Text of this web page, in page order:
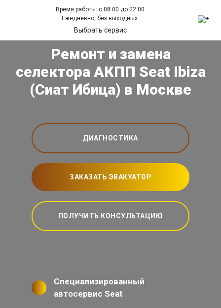
Время работы: с 08:00 до 22:00
Ежедневно, без выходных.
Выбрать сервис
Ремонт и замена
селектора АКПП Seat Ibiza
(Сиат Ибица) в Москве
ДИАГНОСТИКА
ЗАКАЗАТЬ ЭВАКУАТОР
ПОЛУЧИТЬ КОНСУЛЬТАЦИЮ
Специализированный
автосервис Seat